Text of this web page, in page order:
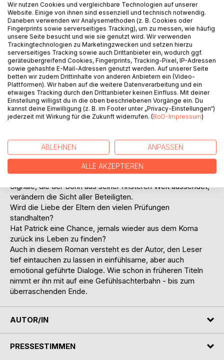
BESCHREIBUNG
Vera und Peter Sobier genießen mit ihrem zwölfjährigen
Sohn Patrick ein sorgenfreies Familienglück. Das endet
abrupt, als der erfolgreiche Rechtsanwalt einen
folgenschweren Verkehrsunfall verursacht. Patrick erleidet
ein Schädel-/Hirn-Trauma und fällt in ein Koma. Peter
Sobier kommt mit leichten Verletzungen davon und sucht
verzweifelt einen Weg, mit seiner schweren Schuld leben
zu können. Die Liebe zu Vera wird auf eine harte Probe
Die härteste Zerreißprobe ihres Lebens fordert den Eltern
alles ab, denn das Schicksal kann grausam sein.
Verzweiflung, Glaubenskonflikte und Hoffnungslosigkeit
zerfressen den Geist des Vaters. Außergewöhnliche
Signale, die der Sohn aus seiner finsteren Welt aussendet,
verändern die Sicht aller Beteiligten.
Wird die Liebe der Eltern den vielen Prüfungen
standhalten?
Hat Patrick eine Chance, jemals wieder aus dem Koma
zurück ins Leben zu finden?
Auch in diesem Roman versteht es der Autor, den Leser
tief eintauchen zu lassen in einfühlsame, aber auch
emotional geführte Dialoge. Wie schon in früheren Titeln
nimmt er ihn mit auf eine Gefühlsachterbahn - bis zum
überraschenden Ende.
AUTOR/IN
PRESSESTIMMEN
Wir nutzen Cookies und vergleichbare Technologien auf unserer
Website. Einige von ihnen sind essenziell und technisch notwendig.
Daneben verwenden wir Analysemethoden (z. B. Cookies oder
Fingerprints sowie serverseitiges Tracking), um zu messen, wie häufig
unsere Seite besucht und wie sie genutzt wird. Wir verwenden
Trackingtechnologien zu Marketingzwecken und setzen hierzu
serverseitiges Tracking sowie auch Drittanbieter ein, wodurch ggf.
geräteübergreifend Cookies, Fingerprints, Tracking-Pixel, IP-Adressen
sowie gehashte E-Mail-Adressen genutzt werden. Auf unserer Seite
betten wir zudem Drittinhalte von anderen Anbietern ein (Video-
Plattformen). Wir haben auf die weitere Datenverarbeitung und ein
etwaiges Tracking durch den Drittanbieter keinen Einfluss. Mit deiner
Einstellung willigst du in die oben beschriebenen Vorgänge ein. Du
kannst deine Einwilligung (z. B. im Footer unter „Privacy-Einstellungen“)
jederzeit mit Wirkung für die Zukunft widerrufen. (BoD-Impressum)
ABLEHNEN ANPASSEN
ALLE AKZEPTIEREN